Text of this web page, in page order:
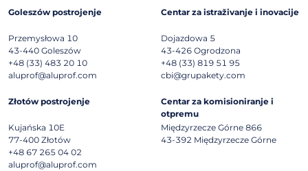
Goleszów postrojenje
Przemysłowa 10
43-440 Goleszów
+48 (33) 483 20 10
aluprof@aluprof.com
Centar za istraživanje i inovacije
Dojazdowa 5
43-426 Ogrodzona
+48 (33) 819 51 95
cbi@grupakety.com
Złotów postrojenje
Kujańska 10E
77-400 Złotów
+48 67 265 04 02
aluprof@aluprof.com
Centar za komisioniranje i
otpremu
Międzyrzecze Górne 866
43-392 Międzyrzecze Górne